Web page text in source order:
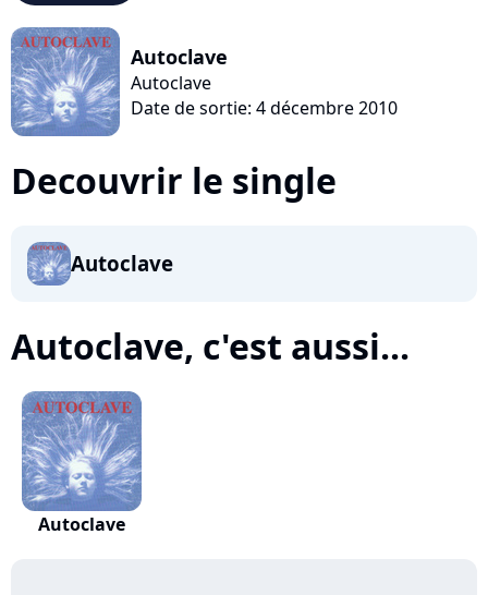
Autoclave
Autoclave
Date de sortie: 4 décembre 2010
Decouvrir le single
Autoclave
Autoclave, c'est aussi...
Autoclave